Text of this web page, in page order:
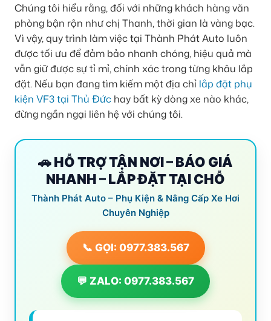
Chúng tôi hiểu rằng, đối với những khách hàng văn
phòng bận rộn như chị Thanh, thời gian là vàng bạc.
Vì vậy, quy trình làm việc tại Thành Phát Auto luôn
được tối ưu để đảm bảo nhanh chóng, hiệu quả mà
vẫn giữ được sự tỉ mỉ, chính xác trong từng khâu lắp
đặt. Nếu bạn đang tìm kiếm một địa chỉ lắp đặt phụ
kiện VF3 tại Thủ Đức hay bất kỳ dòng xe nào khác,
đừng ngần ngại liên hệ với chúng tôi.
🚗 HỖ TRỢ TẬN NƠI – BÁO GIÁ
NHANH – LẮP ĐẶT TẠI CHỖ
Thành Phát Auto – Phụ Kiện & Nâng Cấp Xe Hơi
Chuyên Nghiệp
📞 GỌI: 0977.383.567
💬 ZALO: 0977.383.567